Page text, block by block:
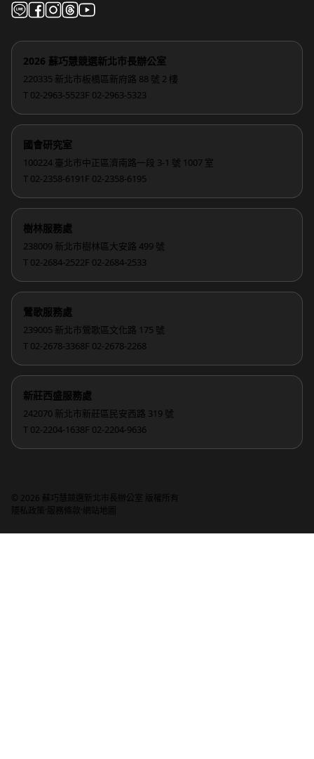
2026 蘇巧慧競選新北市長辦公室
220335 新北市板橋區新府路 88 號 2 樓
T 02-2963-5523F 02-2963-5323
國會研究室
100224 臺北市中正區濟南路一段 3-1 號 1007 室
T 02-2358-6191 F 02-2358-6195
樹林服務處
238009 新北市樹林區大安路 499 號
T 02-2684-2522F 02-2684-2533
鶯歌服務處
239005 新北市鶯歌區文化路 175 號
T 02-2678-3368F 02-2678-2268
新莊西盛服務處
242070 新北市新莊區民安西路 319 號
T 02-2204-1638F 02-2204-9636
© 2026 蘇巧慧競選新北市長辦公室 版權所有
隱私政策 · 服務條款 · 網站地圖